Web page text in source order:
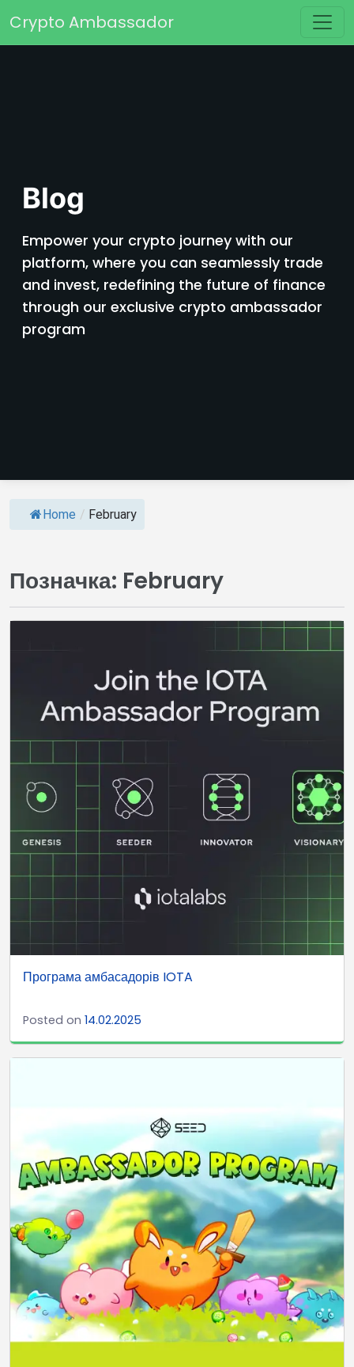
Main Navigation
Crypto Ambassador
Blog
Empower your crypto journey with our
platform, where you can seamlessly trade
and invest, redefining the future of finance
through our exclusive crypto ambassador
program
Home / February
Позначка: February
Програма амбасадорів IOTA
Posted on 14.02.2025